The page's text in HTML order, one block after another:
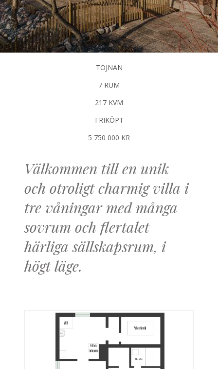
TÖJNAN
7 RUM
217 KVM
FRIKÖPT
5 750 000 KR
Välkommen till en unik
och otroligt charmig villa i
tre våningar med många
sovrum och flertalet
härliga sällskapsrum, i
högt läge.